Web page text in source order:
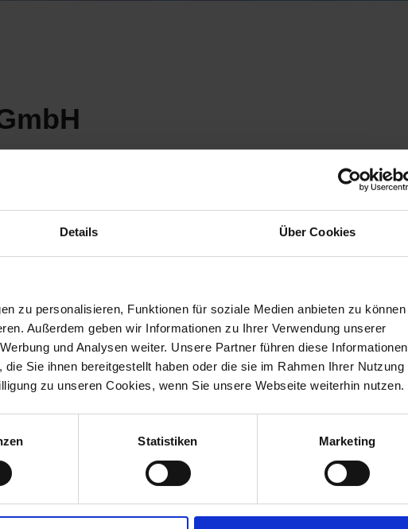
Details Über Cookies
zu personalisieren, Funktionen für soziale Medien anbieten zu können
Außerdem geben wir Informationen zu Ihrer Verwendung unserer
und Analysen weiter. Unsere Partner führen diese Informationen
Sie ihnen bereitgestellt haben oder die sie im Rahmen Ihrer Nutzung
zu unseren Cookies, wenn Sie unsere Webseite weiterhin nutzen.
Statistiken Marketing
Stand rund um das
aus unserer Branche.
optimieren
durch datengetriebene
mit…